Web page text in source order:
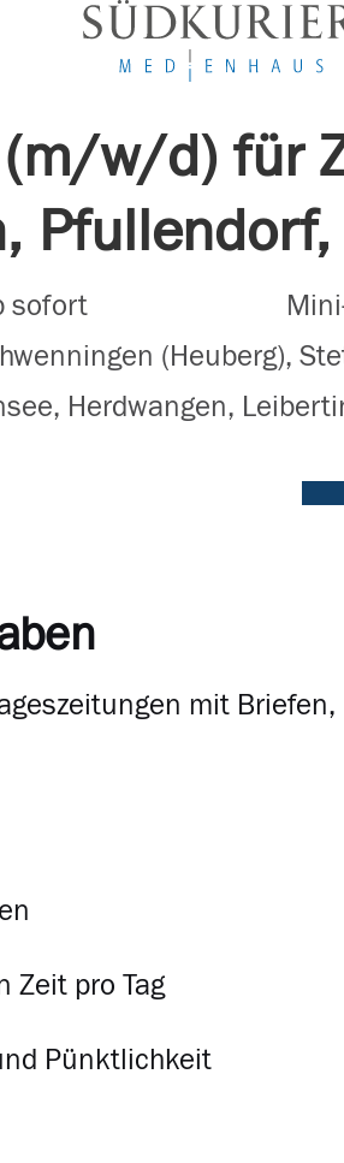
w/d) für
sofort
(Heuberg),
Herdwangen,
mit
Zeit pro Tag
Pünktlichkeit